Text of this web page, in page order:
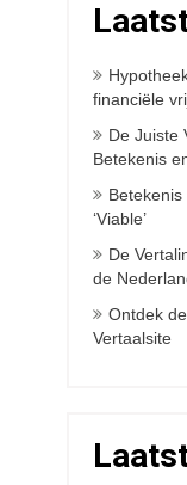
financiële
De Juiste
Betekenis
‘Viable’
De
de
Ontdek
Vertaalsite